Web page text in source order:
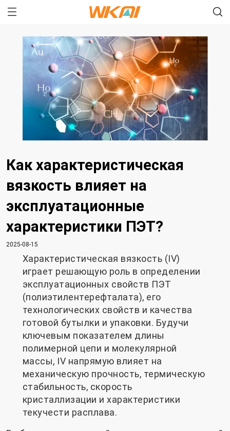
Как характеристическая
вязкость влияет на
эксплуатационные
характеристики ПЭТ?
2025-08-15
Характеристическая вязкость (IV)
играет решающую роль в определении
эксплуатационных свойств ПЭТ
(полиэтилентерефталата), его
технологических свойств и качества
готовой бутылки и упаковки. Будучи
ключевым показателем длины
полимерной цепи и молекулярной
массы, IV напрямую влияет на
механическую прочность, термическую
стабильность, скорость
кристаллизации и характеристики
текучести расплава.